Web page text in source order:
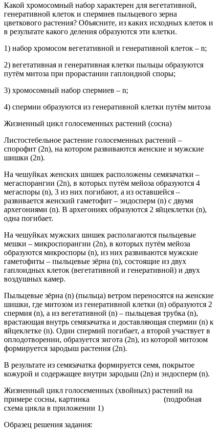
Какой хромосомный набор характерен для вегетативной,
генеративной клеток и спермиев пыльцевого зерна
цветкового растения? Объясните, из каких исходных клеток и
в результате какого деления образуются эти клетки.
1) набор хромосом вегетативной и генеративной клеток – n;
2) вегетативная и генеративная клетки пыльцы образуются
путём митоза при прорастании гаплоидной споры;
3) хромосомный набор спермиев – n;
4) спермии образуются из генеративной клетки путём митоза
Жизненный цикл голосеменных растений (сосна)
Листостебельное растение голосеменных растений –
спорофит (2n), на котором развиваются женские и мужские
шишки (2n).
На чешуйках женских шишек расположены семязачатки –
мегаспорангии (2n), в которых путём мейоза образуются 4
мегаспоры (n), 3 из них погибают, а из оставшейся –
развивается женский гаметофит – эндосперм (n) с двумя
архегониями (n). В архегониях образуются 2 яйцеклетки (n),
одна погибает.
На чешуйках мужских шишек располагаются пыльцевые
мешки – микроспорангии (2n), в которых путём мейоза
образуются микроспоры (n), из них развиваются мужские
гаметофиты – пыльцевые зёрна (n), состоящие из двух
гаплоидных клеток (вегетативной и генеративной) и двух
воздушных камер.
Пыльцевые зёрна (n) (пыльца) ветром переносятся на женские
шишки, где митозом из генеративной клетки (n) образуются 2
спермия (n), а из вегетативной (n) – пыльцевая трубка (n),
врастающая внутрь семязачатка и доставляющая спермии (n) к
яйцеклетке (n). Один спермий погибает, а второй участвует в
оплодотворении, образуется зигота (2n), из которой митозом
формируется зародыш растения (2n).
В результате из семязачатка формируется семя, покрытое
кожурой и содержащее внутри зародыш (2n) и эндосперм (n).
Жизненный цикл голосеменных (хвойных) растений на
примере сосны, картинка (подробная
схема цикла в приложении 1)
Образец решения задания: